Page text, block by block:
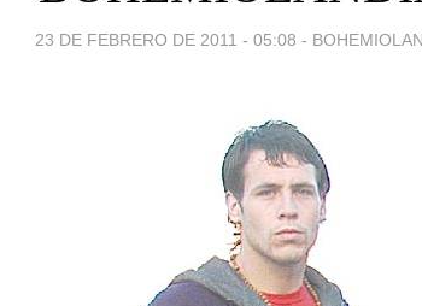
23 DE FEBRERO DE 2011 - 05:08 -